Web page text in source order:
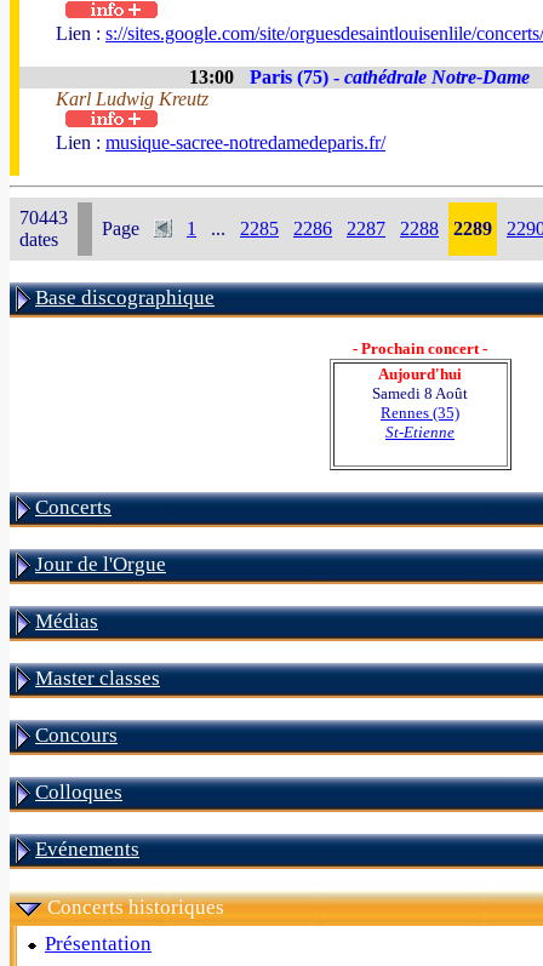
Lien : s://sites.google.com/site/orguesdesaintlouisenlile/
13:00 Paris (75) - cathédrale Notre-Dame
Karl Ludwig Kreutz
Lien : musique-sacree-notredamedeparis.fr/
70443
dates
Page 1 ... 2285 2286 2287 2288 2289
Base discographique
- Prochain concert -
Aujourd'hui
Samedi 8 Août
Rennes (35)
St-Etienne
Concerts
Jour de l'Orgue
Médias
Master classes
Concours
Colloques
Evénements
Concerts historiques
Présentation